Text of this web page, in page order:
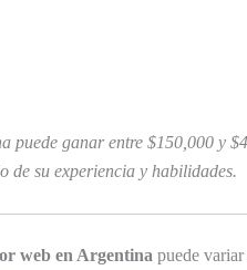
puede ganar entre $150,000 y
de su experiencia y habilidades.
web en Argentina puede